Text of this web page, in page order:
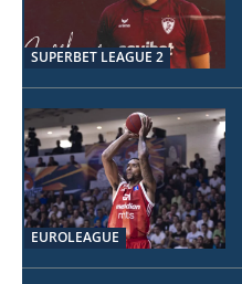
SUPERBET LEAGUE 2
EUROLEAGUE